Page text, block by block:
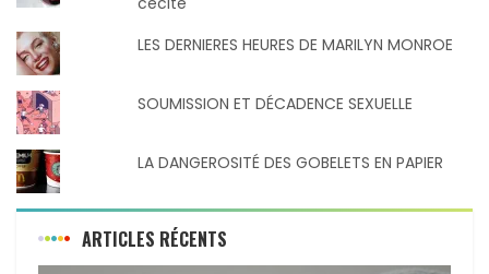
LES DERNIERES HEURES DE MARILYN MONROE
SOUMISSION ET DÉCADENCE SEXUELLE
LA DANGEROSITÉ DES GOBELETS EN PAPIER
ARTICLES RÉCENTS